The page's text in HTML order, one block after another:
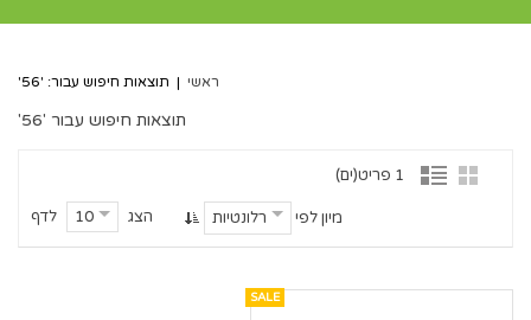
ראשי | תוצאות חיפוש עבור: '56'
תוצאות חיפוש עבור '56'
1 פריט(ים)
הצג 10 לדף מיון לפי רלונטיות
SALE